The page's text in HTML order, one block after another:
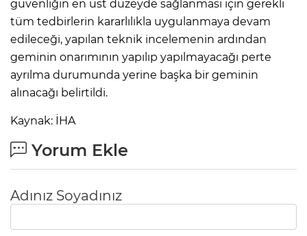
güvenliğin en üst düzeyde sağlanması için gerekli
tüm tedbirlerin kararlılıkla uygulanmaya devam
edileceği, yapılan teknik incelemenin ardından
geminin onarımının yapılıp yapılmayacağı perte
ayrılma durumunda yerine başka bir geminin
alınacağı belirtildi.
Kaynak: İHA
Yorum Ekle
Adınız Soyadınız